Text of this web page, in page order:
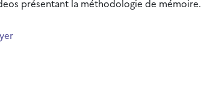
présentant la méthodologie de mémoire.